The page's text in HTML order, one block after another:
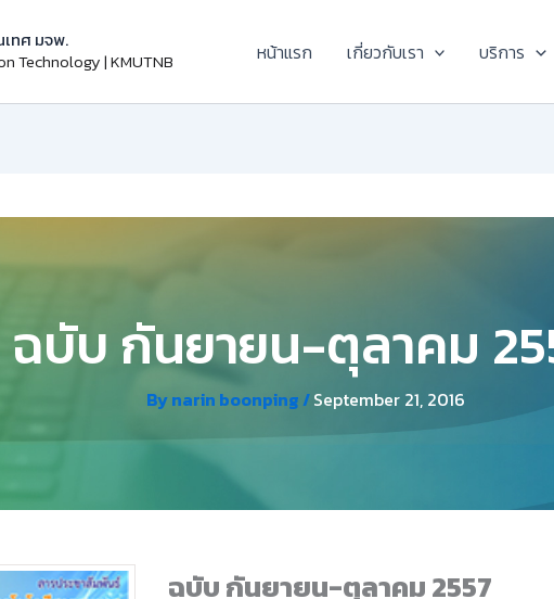
ทศ มจพ.
Technology | KMUTNB
หน้าแรก เกี่ยวกับเรา บริการ
ฉบับ กันยายน-ตุลาคม
Bynarin boonping/September 21, 2016
ฉบับ กันยายน-ตุลาคม 2557